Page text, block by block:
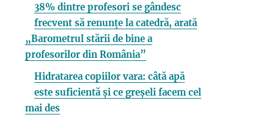
38% dintre profesori se gândesc
frecvent să renunțe la catedră, arată
„Barometrul stării de bine a
profesorilor din România”
Hidratarea copiilor vara: câtă apă
este suficientă și ce greșeli facem cel
mai des